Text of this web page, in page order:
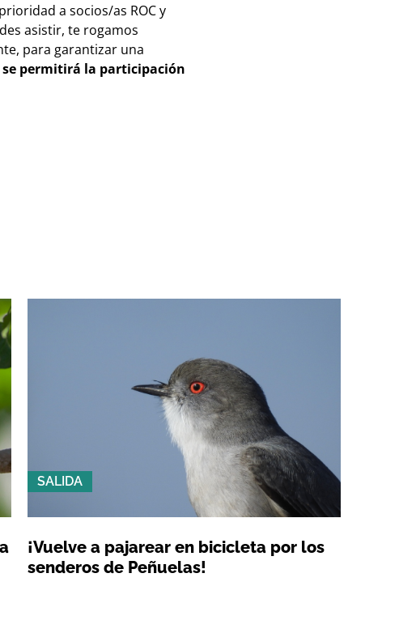
a socios/as ROC y
asistir, te rogamos
para garantizar una
se permitirá la participación
SALIDA
¡Vuelve a pajarear en bicicleta por los
senderos de Peñuelas!